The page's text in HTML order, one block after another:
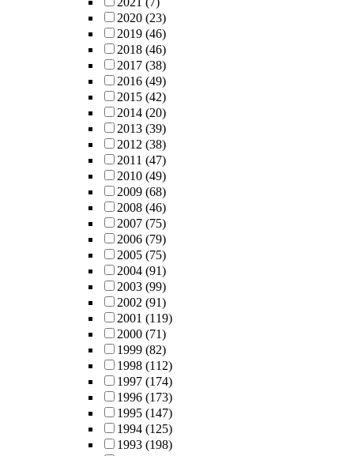
2020 (23)
2019 (46)
2018 (46)
2017 (38)
2016 (49)
2015 (42)
2014 (20)
2013 (39)
2012 (38)
2011 (47)
2010 (49)
2009 (68)
2008 (46)
2007 (75)
2006 (79)
2005 (75)
2004 (91)
2003 (99)
2002 (91)
2001 (119)
2000 (71)
1999 (82)
1998 (112)
1997 (174)
1996 (173)
1995 (147)
1994 (125)
1993 (198)